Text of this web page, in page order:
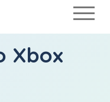
Xbox